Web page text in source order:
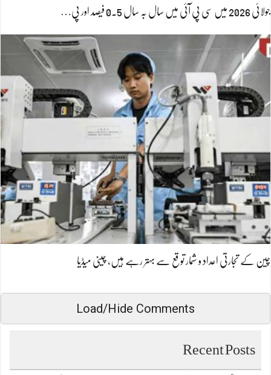
جولائی 2026 میں سی پی آئی میں سال بہ سال 0.5 فیصد اور پی…
چین کے تجارتی اعداد و شمار توقع سے بہتر رہے ہیں، چینی میڈیا
Load/Hide Comments
Recent Posts